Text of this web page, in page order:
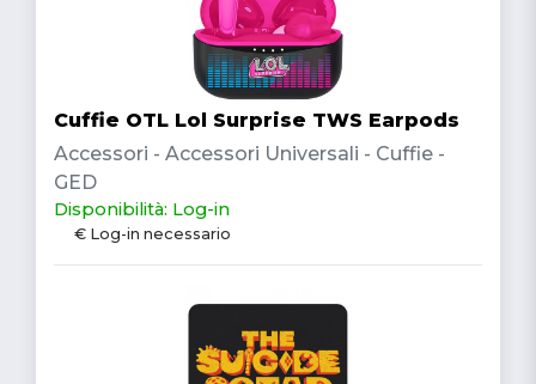
Cuffie OTL Lol Surprise TWS Earpods
Accessori - Accessori Universali - Cuffie -
GED
Disponibilità: Log-in
€ Log-in necessario